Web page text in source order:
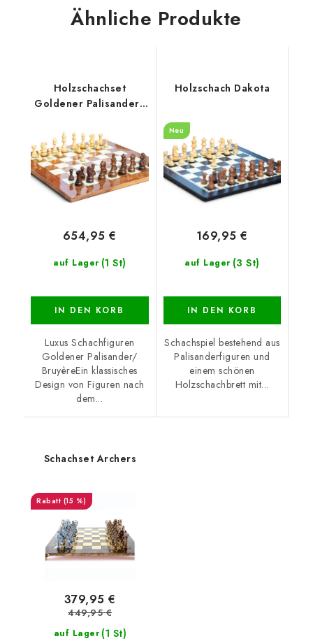
Ähnliche Produkte
Holzschachset
Goldener Palisander/
auf Lager (1 St)
654,95 €
IN DEN KORB
Luxus Schachfiguren
Goldener Palisander/
BruyèreEin klassisches
Design von Figuren nach
dem...
Holzschach Dakota
Neu
auf Lager (3 St)
169,95 €
IN DEN KORB
Schachspiel bestehend aus
Palisanderfiguren und
einem schönen
Holzschachbrett mit...
Schachset Archers
(15 %)
auf Lager (1 St)
379,95 €
449,95 €